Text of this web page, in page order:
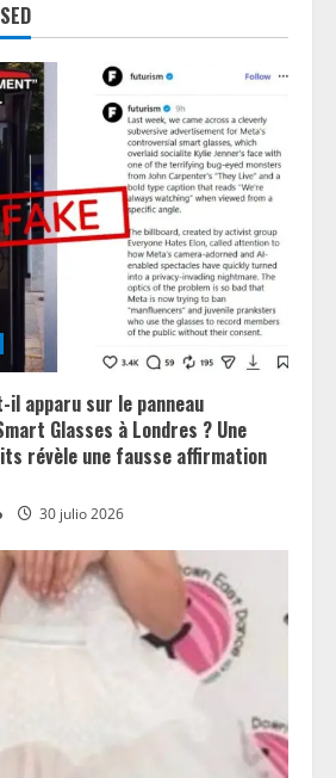
apparu sur le panneau
Glasses à Londres ? Une
révèle une fausse affirmation
30 julio 2026